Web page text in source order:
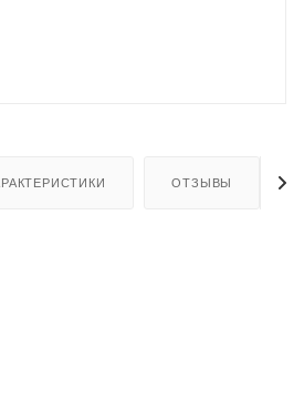
ОТЗЫВЫ